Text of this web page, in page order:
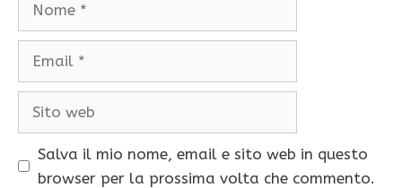
Salva il mio nome, email e sito web in questo
browser per la prossima volta che commento.